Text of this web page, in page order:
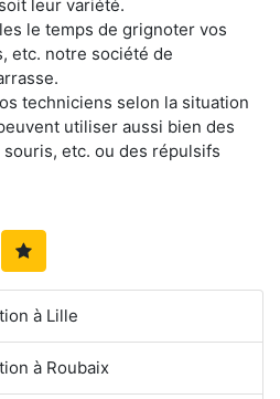
leur variété.
le temps de grignoter vos
etc. notre société de
techniciens selon la situation
utiliser aussi bien des
etc. ou des répulsifs
à Lille
à Roubaix